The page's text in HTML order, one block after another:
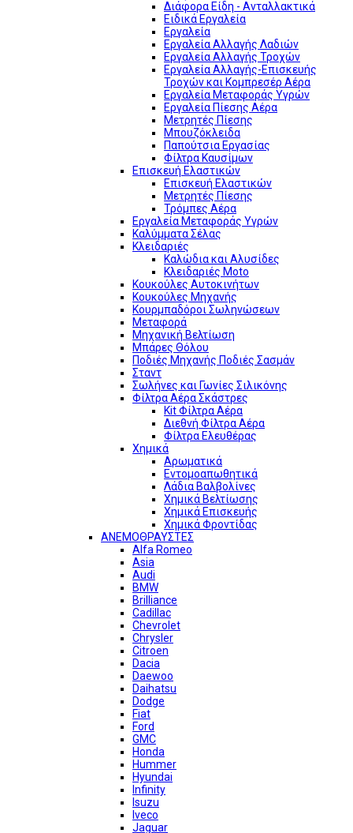
Διάφορα Είδη - Ανταλλακτικά
Ειδικά Εργαλεία
Εργαλεία
Εργαλεία Αλλαγής Λαδιών
Εργαλεία Αλλαγής Τροχών
Εργαλεία Αλλαγής-Επισκευής
Τροχών και Κομπρεσέρ Αέρα
Εργαλεία Μεταφοράς Υγρών
Εργαλεία Πίεσης Αέρα
Μετρητές Πίεσης
Μπουζόκλειδα
Παπούτσια Εργασίας
Φίλτρα Καυσίμων
Επισκευή Ελαστικών
Επισκευή Ελαστικών
Μετρητές Πίεσης
Τρόμπες Αέρα
Εργαλεία Μεταφοράς Υγρών
Καλύμματα Σέλας
Κλειδαριές
Καλώδια και Αλυσίδες
Κλειδαριές Moto
Κουκούλες Αυτοκινήτων
Κουκούλες Μηχανής
Κουρμπαδόροι Σωληνώσεων
Μεταφορά
Μηχανική Βελτίωση
Μπάρες Θόλου
Ποδιές Μηχανής Ποδιές Σασμάν
Σταντ
Σωλήνες και Γωνίες Σιλικόνης
Φίλτρα Αέρα Σκάστρες
Kit Φίλτρα Αέρα
Διεθνή Φίλτρα Αέρα
Φίλτρα Ελευθέρας
Χημικά
Αρωματικά
Εντομοαπωθητικά
Λάδια Βαλβολίνες
Χημικά Βελτίωσης
Χημικά Επισκευής
Χημικά Φροντίδας
ΑΝΕΜΟΘΡΑΥΣΤΕΣ
Alfa Romeo
Asia
Audi
BMW
Brilliance
Cadillac
Chevrolet
Chrysler
Citroen
Dacia
Daewoo
Daihatsu
Dodge
Fiat
Ford
GMC
Honda
Hummer
Hyundai
Infinity
Isuzu
Iveco
Jaguar